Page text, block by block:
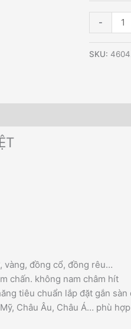
-
SKU:
vàng, đồng cổ, đồng rêu…
chấn. không nam châm hít
tiêu chuẩn lắp đặt gắn sàn
Châu Âu, Châu Á… phù